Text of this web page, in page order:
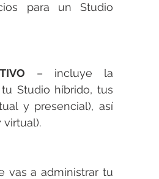
para un Studio
– incluye la
Studio híbrido, tus
y presencial), así
vas a administrar tu